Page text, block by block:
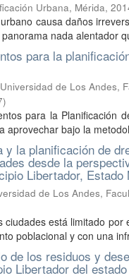
Urbana, Mérida,
causa daños
nada alentador
para la
Universidad de Los Andes,
)
para la Planificación
aprovechar bajo la
y la planificación de
desde la
Libertador, Estado
de Los Andes,
ciudades está limitado
poblacional y con una
de los residuos y
Libertador del